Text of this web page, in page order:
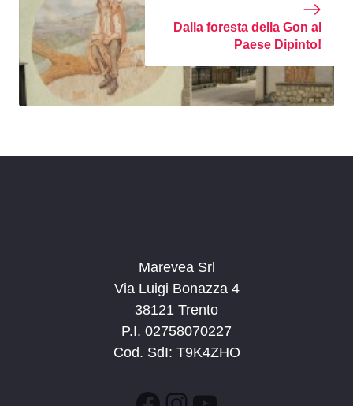
Dalla foresta della Gon al
Paese Dipinto!
Marevea Srl
Via Luigi Bonazza 4
38121 Trento
P.I. 02758070227
Cod. SdI: T9K4ZHO